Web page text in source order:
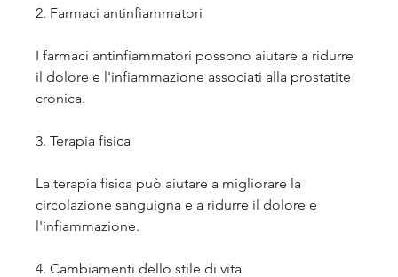
2. Farmaci antinfiammatori
I farmaci antinfiammatori possono aiutare a ridurre
il dolore e l'infiammazione associati alla prostatite
cronica.
3. Terapia fisica
La terapia fisica può aiutare a migliorare la
circolazione sanguigna e a ridurre il dolore e
l'infiammazione.
4. Cambiamenti dello stile di vita